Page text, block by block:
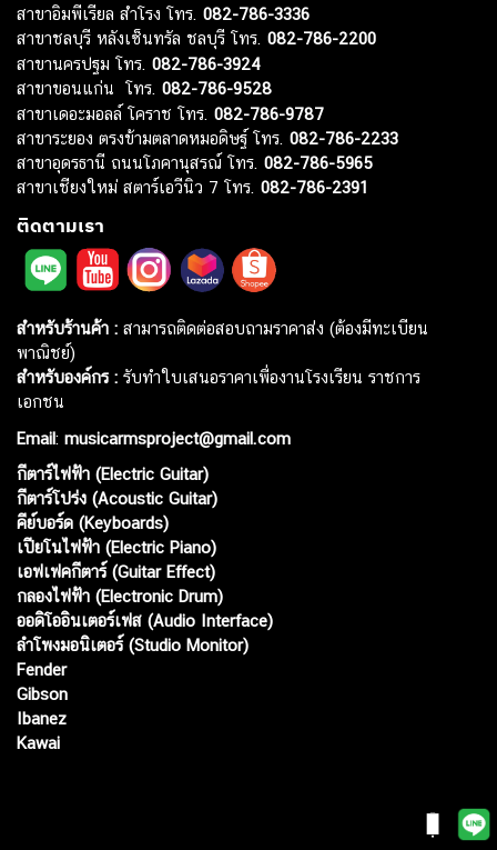
สาขาอิมพีเรียล สำโรง โทร. 082-786-3336
สาขาชลบุรี หลังเซ็นทรัล ชลบุรี โทร. 082-786-2200
สาขานครปฐม โทร. 082-786-3924
สาขาขอนแก่น โทร. 082-786-9528
สาขาเดอะมอลล์ โคราช โทร. 082-786-9787
สาขาระยอง ตรงข้ามตลาดหมอดิษฐ์ โทร. 082-786-2233
สาขาอุดรธานี ถนนโภคานุสรณ์ โทร. 082-786-5965
สาขาเชียงใหม่ สตาร์เอวีนิว 7 โทร. 082-786-2391
ติดตามเรา
สำหรับร้านค้า : สามารถติดต่อสอบถามราคาส่ง (ต้องมีทะเบียน
พาณิชย์)
สำหรับองค์กร : รับทำใบเสนอราคาเพื่องานโรงเรียน ราชการ
เอกชน
Email: musicarmsproject@gmail.com
กีตาร์ไฟฟ้า (Electric Guitar)
กีตาร์โปร่ง (Acoustic Guitar)
คีย์บอร์ด (Keyboards)
เปียโนไฟฟ้า (Electric Piano)
เอฟเฟคกีตาร์ (Guitar Effect)
กลองไฟฟ้า (Electronic Drum)
ออดิโออินเตอร์เฟส (Audio Interface)
ลำโพงมอนิเตอร์ (Studio Monitor)
Fender
Gibson
Ibanez
Kawai